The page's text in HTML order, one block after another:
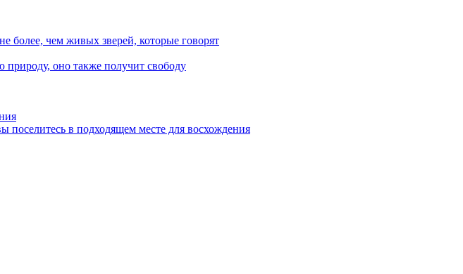
более, чем живых зверей, которые говорят
природу, оно также получит свободу
поселитесь в подходящем месте для восхождения